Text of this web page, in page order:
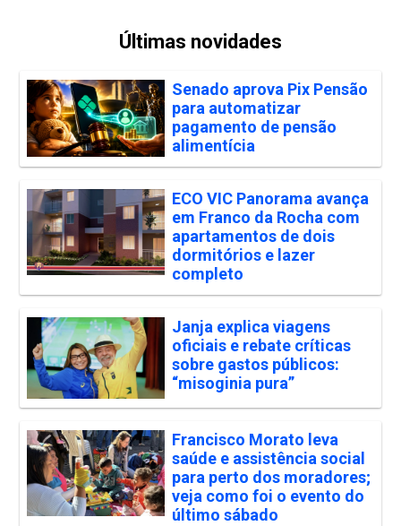
Últimas novidades
Senado aprova Pix Pensão
para automatizar
pagamento de pensão
alimentícia
ECO VIC Panorama avança
em Franco da Rocha com
apartamentos de dois
dormitórios e lazer
completo
Janja explica viagens
oficiais e rebate críticas
sobre gastos públicos:
“misoginia pura”
Francisco Morato leva
saúde e assistência social
para perto dos moradores;
veja como foi o evento do
último sábado